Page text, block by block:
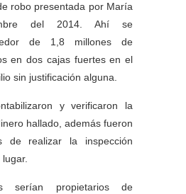
robo presentada por María
del 2014. Ahí se
de 1,8 millones de
en dos cajas fuertes en el
sin justificación alguna.
y verificaron la
hallado, además fueron
de realizar la inspección
serían propietarios de